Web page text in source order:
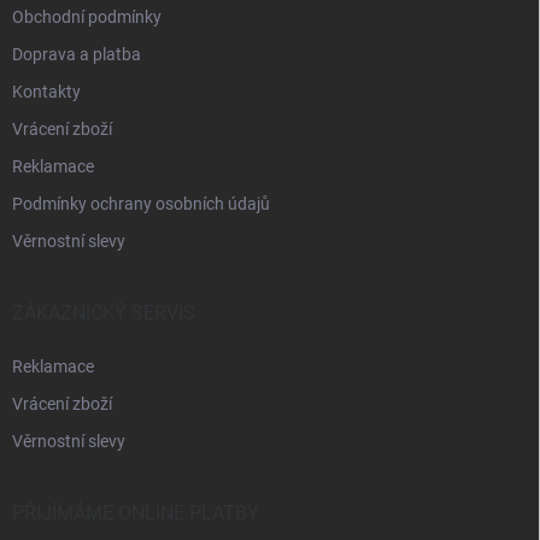
Obchodní podmínky
Doprava a platba
Kontakty
Vrácení zboží
Reklamace
Podmínky ochrany osobních údajů
Věrnostní slevy
Reklamace
Vrácení zboží
Věrnostní slevy